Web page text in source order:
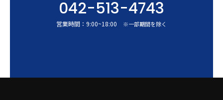
042-513-4743
営業時間： 9:00~18:00 ※一部期間を除く